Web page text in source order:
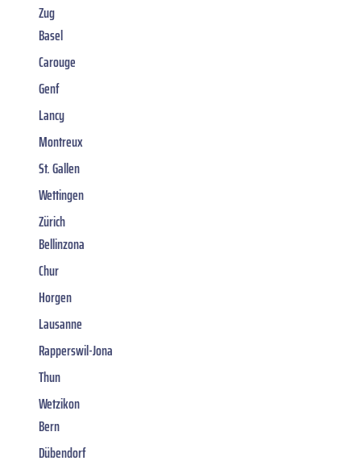
Zug
Basel
Carouge
Genf
Lancy
Montreux
St. Gallen
Wettingen
Zürich
Bellinzona
Chur
Horgen
Lausanne
Rapperswil-Jona
Thun
Wetzikon
Bern
Dübendorf